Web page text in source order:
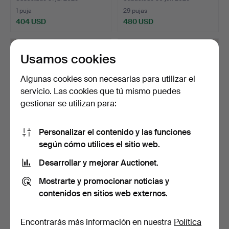
1 puja
404 USD
29 pujas
480 USD
DMITRI NIKOLAJEWITSCH
BANTYSH-KAMENSKY (17…
24 pujas
1.844 USD
JURIJ FEDOROVICH
LISJANSKIJ (1773-1837). V…
39 pujas
12.100 USD
seleccionado
Usamos cookies
Algunas cookies son necesarias para utilizar el
servicio. Las cookies que tú mismo puedes
gestionar se utilizan para:
Personalizar el contenido y las funciones
según cómo utilices el sitio web.
Desarrollar y mejorar Auctionet.
Mostrarte y promocionar noticias y
contenidos en sitios web externos.
Encontrarás más información en nuestra Política